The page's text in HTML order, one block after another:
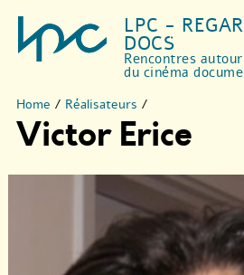
LPC -
DOCS
Rencontres autour
du cinéma
Home / Réalisateurs /
Victor Erice